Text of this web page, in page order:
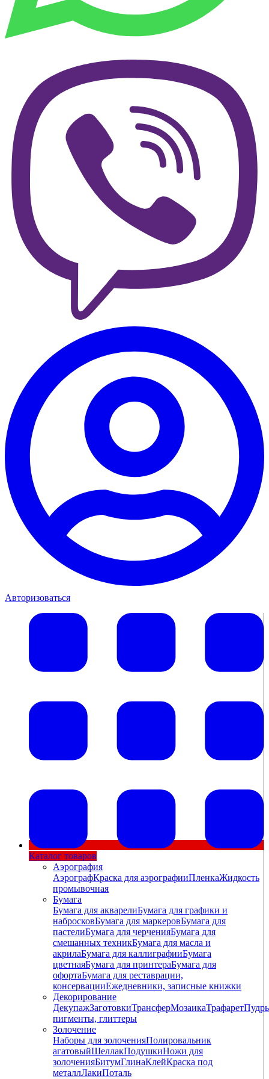
Авторизоваться
Каталог товаров
Аэрография
АэрографКраска для аэрографииПленкаЖидкость
промывочная
Бумага
Бумага для акварелиБумага для графики и
набросковБумага для маркеровБумага для
пастелиБумага для черченияБумага для
смешанных техникБумага для масла и
акрилаБумага для каллиграфииБумага
цветнаяБумага для принтераБумага для
офортаБумага для реставрации,
консервацииЕжедневники, записные книжки
Декорирование
ДекупажЗаготовкиТрансферМозаикаТрафарет
пигменты, глиттеры
Золочение
Наборы для золоченияПолировальник
агатовыйШеллакПодушкиНожи для
золоченияБитумГлинаКлейКраска под
металлЛакиПоталь